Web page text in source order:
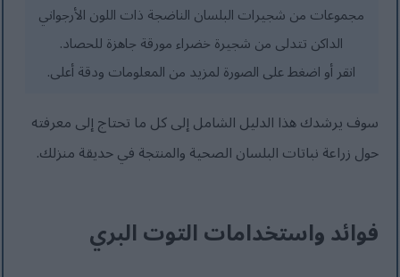
مجموعات من شجيرات البلسان الناضجة ذات اللون الأرجواني
الداكن تتدلى من شجيرة خضراء مورقة جاهزة للحصاد.
انقر أو اضغط على الصورة لمزيد من المعلومات ودقة أعلى.
سوف يرشدك هذا الدليل الشامل إلى كل ما تحتاج إلى معرفته
حول زراعة نباتات البلسان الصحية والمنتجة في حديقة منزلك.
فوائد واستخدامات التوت البري